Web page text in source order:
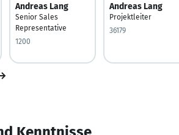
Andreas Lang
Senior Sales
Representative
1200
Andreas Lang
Projektleiter
36179